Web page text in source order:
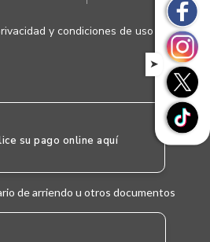
y condiciones de uso
su pago online aquí
de arriendo u otros documentos
➤